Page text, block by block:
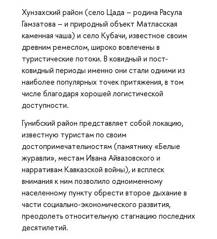
Хунзахский район (село Цада – родина Расула
Гамзатова – и природный объект Матласская
каменная чаша) и село Кубачи, известное своим
древним ремеслом, широко вовлечены в
туристические потоки. В ковидный и пост-
ковидный периоды именно они стали одними из
наиболее популярных точек притяжения, в том
числе благодаря хорошей логистической
доступности.
Гунибский район представляет собой локацию,
известную туристам по своим
достопримечательностям (памятнику «Белые
журавли», местам Ивана Айвазовского и
нарративам Кавказской войны), и всплеск
внимания к ним позволило одноименному
населенному пункту обрести второе дыхание в
части социально-экономического развития,
преодолеть относительную стагнацию последних
десятилетий.